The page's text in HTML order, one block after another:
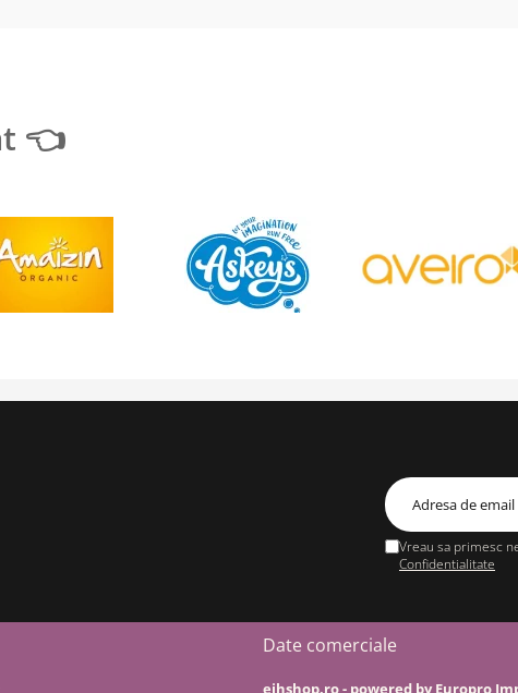
👈
Vreau sa primesc
Confidentialitate
Date comerciale
eihshop.ro - powered by Europro